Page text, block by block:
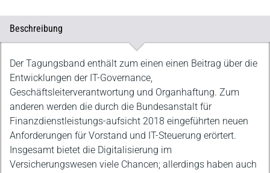
Beschreibung
Beschreibung
Der Tagungsband enthält zum einen einen Beitrag über die
Entwicklungen der IT-Governance,
Geschäftsleiterverantwortung und Organhaftung. Zum
anderen werden die durch die Bundesanstalt für
Finanzdienstleistungs-aufsicht 2018 eingeführten neuen
Anforderungen für Vorstand und IT-Steuerung erörtert.
Insgesamt bietet die Digitalisierung im
Versicherungswesen viele Chancen; allerdings haben auch